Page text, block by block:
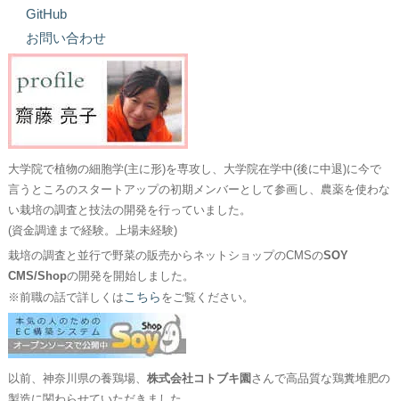
GitHub
お問い合わせ
大学院で植物の細胞学(主に形)を専攻し、大学院在学中(後に中退)に今で
言うところのスタートアップの初期メンバーとして参画し、農薬を使わな
い栽培の調査と技法の開発を行っていました。
(資金調達まで経験。上場未経験)
栽培の調査と並行で野菜の販売からネットショップのCMSのSOY
CMS/Shopの開発を開始しました。
※前職の話で詳しくはこちら をご覧ください。
以前、神奈川県の養鶏場、 株式会社コトブキ園 さんで高品質な鶏糞堆肥の